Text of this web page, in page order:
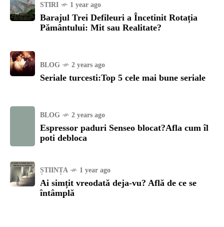
STIRI 1 year ago
Barajul Trei Defileuri a Încetinit Rotația
Pământului: Mit sau Realitate?
BLOG 2 years ago
Seriale turcesti:Top 5 cele mai bune seriale
BLOG 2 years ago
Espressor paduri Senseo blocat?Afla cum îl
poti debloca
ȘTIINȚA 1 year ago
Ai simțit vreodată deja-vu? Află de ce se
întâmplă